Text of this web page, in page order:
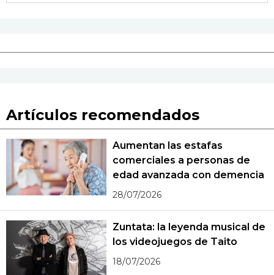
Artículos recomendados
Aumentan las estafas
comerciales a personas de
edad avanzada con demencia
28/07/2026
Zuntata: la leyenda musical de
los videojuegos de Taito
18/07/2026